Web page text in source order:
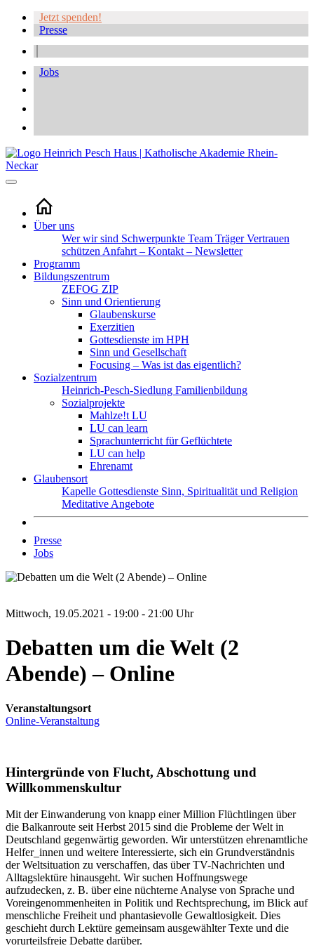
Jetzt spenden!
Presse
Jobs
Über uns
Wer wir sind Schwerpunkte Team TrägerVertrauen
schützen Anfahrt – Kontakt – Newsletter
Programm
Bildungszentrum
ZEFOG ZIP
Sinn und Orientierung
Glaubenskurse
Exerzitien
Gottesdienste im HPH
Sinn und Gesellschaft
Focusing – Was ist das eigentlich?
Sozialzentrum
Heinrich-Pesch-Siedlung Familienbildung
Sozialprojekte
Mahlze!t LU
LU can learn
Sprachunterricht für Geflüchtete
LU can help
Ehrenamt
Glaubensort
Kapelle Gottesdienste Sinn, Spiritualität und Religion
Meditative Angebote
Presse
Jobs
Mittwoch, 19.05.2021 - 19:00 - 21:00 Uhr
Debatten um die Welt (2
Abende) – Online
Veranstaltungsort
Online-Veranstaltung
Hintergründe von Flucht, Abschottung und
Willkommenskultur
Mit der Einwanderung von knapp einer Million Flüchtlingen über
die Balkanroute seit Herbst 2015 sind die Probleme der Welt in
Deutschland gegenwärtig geworden. Wir unterstützen ehrenamtliche
Helfer_innen und weitere Interessierte, sich ein Grundverständnis
der Weltsituation zu verschaffen, das über TV-Nachrichten und
Alltagslektüre hinausgeht. Wir suchen Hoffnungswege
aufzudecken, z. B. über eine nüchterne Analyse von Sprache und
Voreingenommenheiten in Politik und Rechtsprechung, im Blick auf
menschliche Freiheit und phantasievolle Gewaltlosigkeit. Dies
geschieht durch Lektüre gemeinsam ausgewählter Texte und die
vorurteilsfreie Debatte darüber.